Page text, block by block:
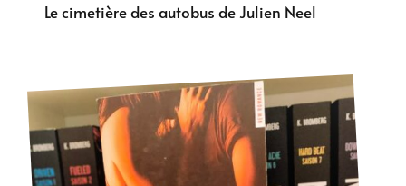
Le cimetière des autobus de Julien Neel